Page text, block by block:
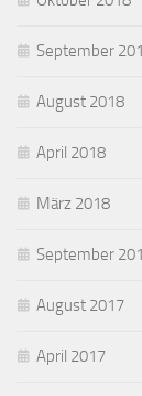
September
August 2018
April 2018
März 2018
September
August 2017
April 2017